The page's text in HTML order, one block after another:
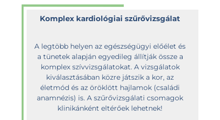
Komplex kardiológiai szűrővizsgálat
A legtöbb helyen az egészségügyi előélet és
a tünetek alapján egyedileg állítják össze a
komplex szívvizsgálatokat. A vizsgálatok
kiválasztásában közre játszik a kor, az
életmód és az öröklött hajlamok (családi
anamnézis) is. A szűrővizsgálati csomagok
klinikánként eltérőek lehetnek!